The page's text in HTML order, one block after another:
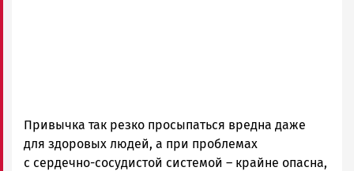
Привычка так резко просыпаться вредна даже
для здоровых людей, а при проблемах
с сердечно-сосудистой системой – крайне опасна,